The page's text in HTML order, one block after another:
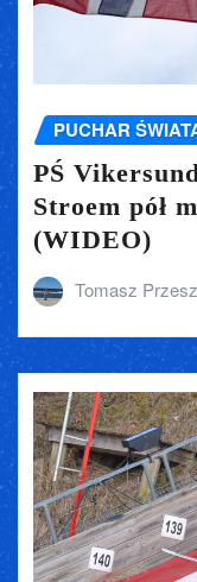
PUCHAR
PŚ
Stroem pół
(WIDEO)
Tomasz